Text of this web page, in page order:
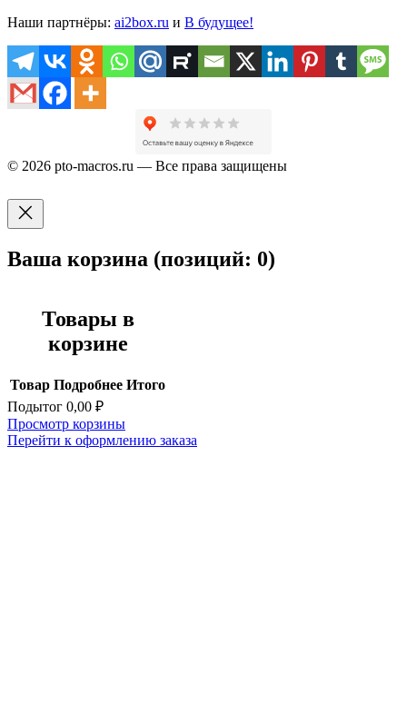
Наши партнёры: ai2box.ru и В будущее!
© 2026 pto-macros.ru — Все права защищены
Ваша корзина (позиций: 0)
Товары в
корзине
Товар Подробнее Итого
Подытог 0,00 ₽
Просмотр корзины
Перейти к оформлению заказа